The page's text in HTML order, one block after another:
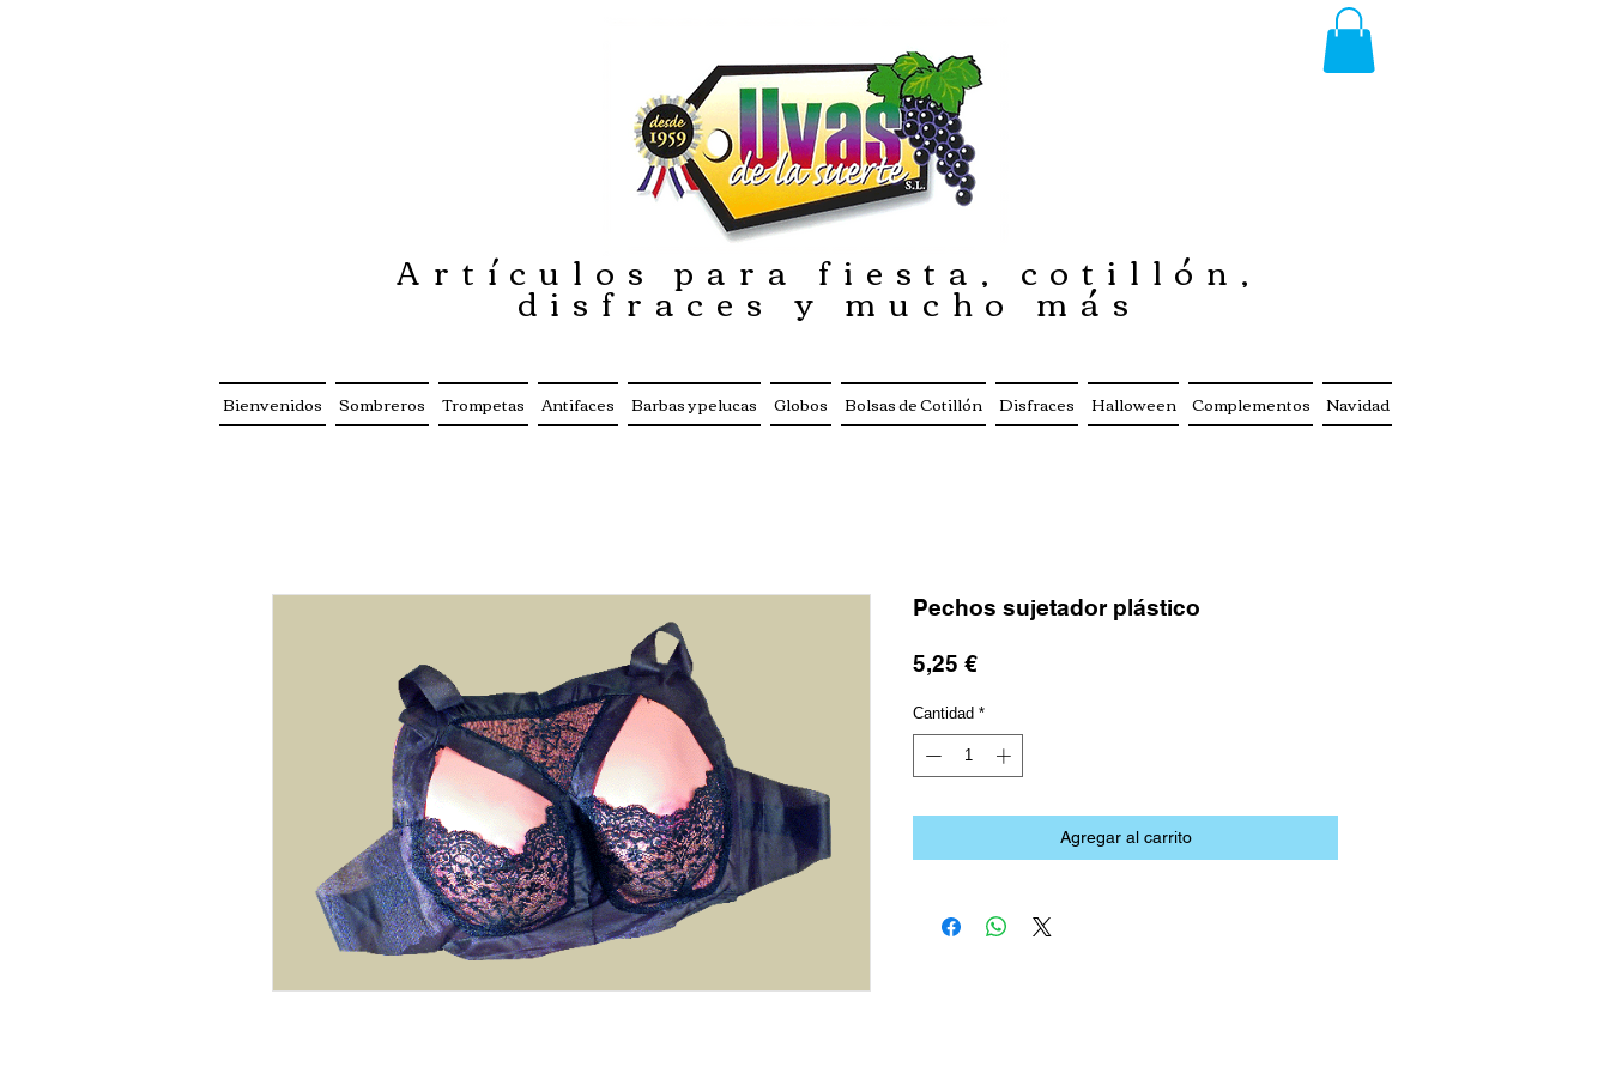
Pechos sujetador plástico
5,25 €Precio
Cantidad *
Agregar al carrito
Artículos para fiesta, cotillón,
disfraces y mucho más
Bienvenidos Sombreros Trompetas Antifaces Barbas y pelucas Globos Bolsas de Cotillón Disfraces Halloween Complementos Navidad